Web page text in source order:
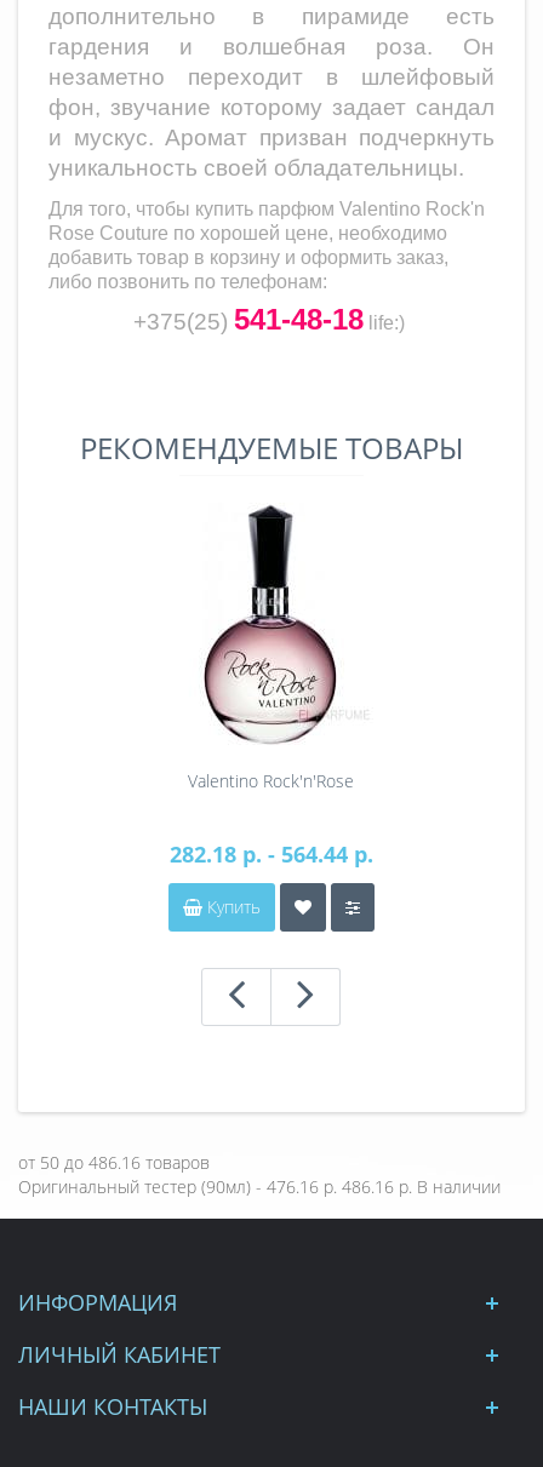
дополнительно в пирамиде есть
гардения и волшебная роза. Он
незаметно переходит в шлейфовый
фон, звучание которому задает сандал
и мускус. Аромат призван подчеркнуть
уникальность своей обладательницы.
Для того, чтобы купить парфюм Valentino Rock'n
Rose Couture по хорошей цене, необходимо
добавить товар в корзину и оформить заказ,
либо позвонить по телефонам:
+375(25) 541-48-18 life:)
РЕКОМЕНДУЕМЫЕ ТОВАРЫ
Valentino Rock'n'Rose
282.18 р. - 564.44 р.
Купить
от 50 до 486.16 товаров
Оригинальный тестер (90мл) - 476.16 р. 486.16 р. В наличии
ИНФОРМАЦИЯ
ЛИЧНЫЙ КАБИНЕТ
НАШИ КОНТАКТЫ